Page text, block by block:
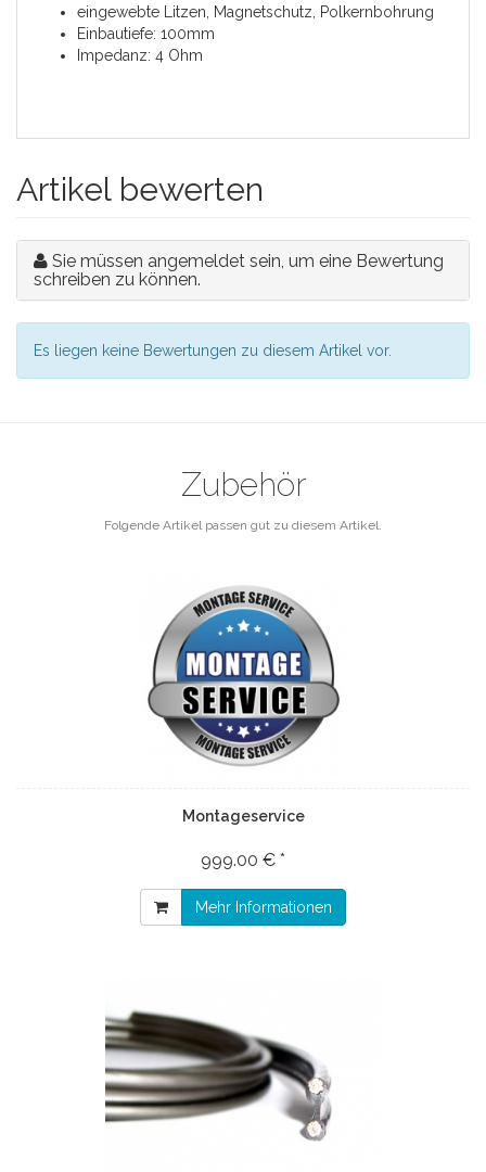
eingewebte Litzen, Magnetschutz, Polkernbohrung
Einbautiefe: 100mm
Impedanz: 4 Ohm
Artikel bewerten
Sie müssen angemeldet sein, um eine Bewertung
schreiben zu können.
Es liegen keine Bewertungen zu diesem Artikel vor.
Zubehör
Folgende Artikel passen gut zu diesem Artikel.
Montageservice
999.00 € *
Mehr Informationen